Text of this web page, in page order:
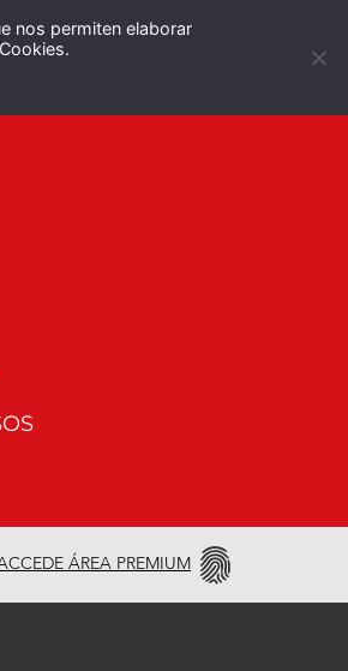
nos permiten elaborar
Español English
ÁREA PREMIUM